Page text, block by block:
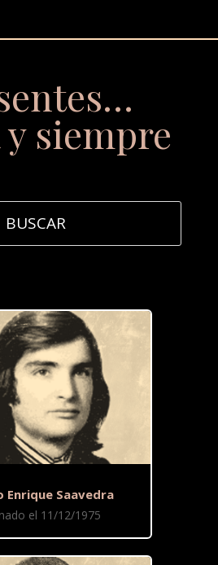
siempre
Enrique Saavedra
el 11/12/1975